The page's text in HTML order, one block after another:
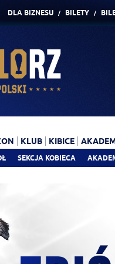
DLA BIZNESU BILETY
SEKCJA KOBIECA
KLUB KIBICE